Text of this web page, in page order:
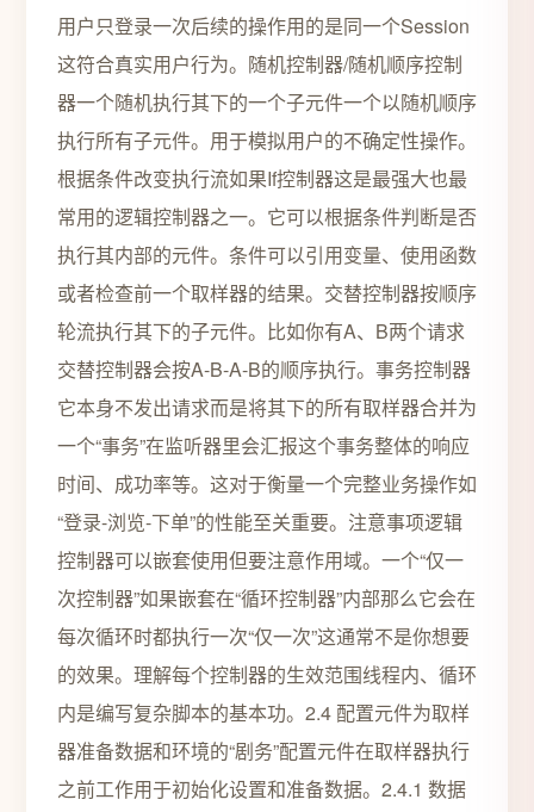
用户只登录一次后续的操作用的是同一个Session
这符合真实用户行为。随机控制器/随机顺序控制
器一个随机执行其下的一个子元件一个以随机顺序
执行所有子元件。用于模拟用户的不确定性操作。
根据条件改变执行流如果If控制器这是最强大也最
常用的逻辑控制器之一。它可以根据条件判断是否
执行其内部的元件。条件可以引用变量、使用函数
或者检查前一个取样器的结果。交替控制器按顺序
轮流执行其下的子元件。比如你有A、B两个请求
交替控制器会按A-B-A-B的顺序执行。事务控制器
它本身不发出请求而是将其下的所有取样器合并为
一个“事务”在监听器里会汇报这个事务整体的响应
时间、成功率等。这对于衡量一个完整业务操作如
“登录-浏览-下单”的性能至关重要。注意事项逻辑
控制器可以嵌套使用但要注意作用域。一个“仅一
次控制器”如果嵌套在“循环控制器”内部那么它会在
每次循环时都执行一次“仅一次”这通常不是你想要
的效果。理解每个控制器的生效范围线程内、循环
内是编写复杂脚本的基本功。2.4 配置元件为取样
器准备数据和环境的“剧务”配置元件在取样器执行
之前工作用于初始化设置和准备数据。2.4.1 数据